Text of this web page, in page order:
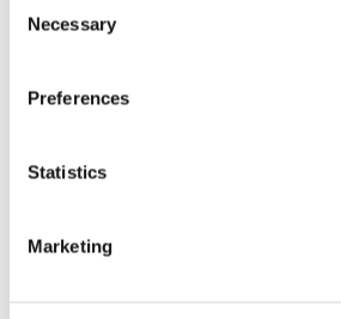
Selection
Necessary
Preferences
Statistics
Marketing